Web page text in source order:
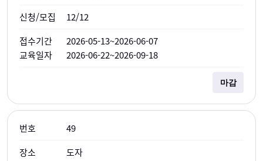
12/12
2026-05-13~2026-06-07
2026-06-22~2026-09-18
마감
49
도자